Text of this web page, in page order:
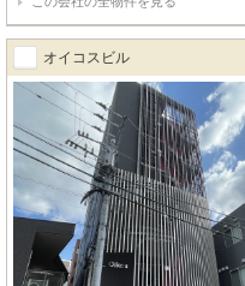
オイコスビル